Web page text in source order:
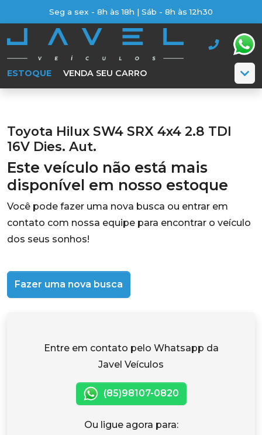
Seg a sex - 8h às 18h | Sáb - 8h às 12h30
ESTOQUE VENDA SEU CARRO
Toyota Hilux SW4 SRX 4x4 2.8 TDI
16V Dies. Aut.
Este veículo não está mais
disponível em nosso estoque
Você pode fazer uma nova busca ou entrar em
contato com nossa equipe para encontrar o veículo
dos seus sonhos!
Fazer uma nova busca
Entre em contato pelo Whatsapp da
Javel Veículos
(85)98107-0820
Ou ligue agora para: